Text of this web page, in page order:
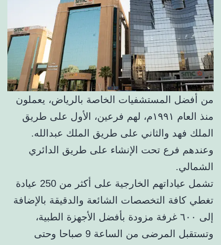
من أفضل المستشفيات الخاصة بالرياض، يعملون
منذ العام ١٩٩١م، لهم فرعين، الأول على طريق
الملك فهد والثاني على طريق الملك عبدالله.
وعندهم فرع تحت الإنشاء على طريق الدائري
الشمالي.
تشمل عياداتهم الخارجية على أكثر من 250 عيادة
تغطي كافة التخصصات الشائعة والدقيقة بالإضافة
إلى ٦٠٠ غرفة مزودة بأفضل الأجهزة الطبية،
وتستقبل المرضى من الساعة 9 صباحا وحتى